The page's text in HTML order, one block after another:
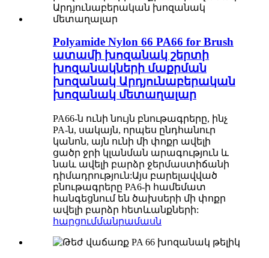
Polyamide Nylon 66 PA66 for Brush
ատամի խոզանակ շերտի
խոզանակների մաքրման
խոզանակ Արդյունաբերական
խոզանակ մետաղալար
PA66-ն ունի նույն բնութագրերը, ինչ
PA-ն, սակայն, որպես ընդհանուր
կանոն, այն ունի մի փոքր ավելի
ցածր ջրի կլանման արագություն և
նաև ավելի բարձր ջերմաստիճանի
դիմադրություն:Այս բարելավված
բնութագրերը PA6-ի համեմատ
հանգեցնում են ծախսերի մի փոքր
ավելի բարձր հետևանքների:
հարցումմանրամասն